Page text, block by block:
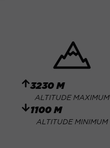
3230 M
ALTITUDE MAXIMUM
1100 M
ALTITUDE MINIMUM